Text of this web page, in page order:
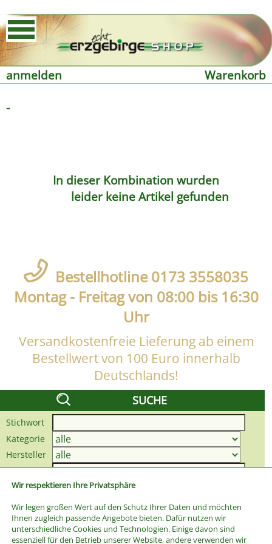
Wir respektieren Ihre Privatsphäre
Wir legen großen Wert auf den Schutz Ihrer Daten und möchten
Ihnen zugleich passende Angebote bieten. Dafür nutzen wir
unterschiedliche Cookies und Technologien. Einige davon sind
essenziell für den Betrieb unserer Website, andere verwenden wir
anmelden
Warenkorb
-
In dieser Kombination wurden
leider keine Artikel gefunden
Bestellhotline 0173 3558035
Montag - Freitag von 08:00 bis 16:30
Uhr
Versandkostenfreie Lieferung ab einem
Bestellwert von 100 Euro innerhalb
Deutschlands!
SUCHE
Stichwort
Kategorie
Hersteller
Preis bis